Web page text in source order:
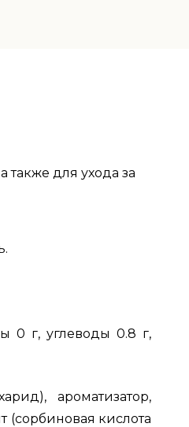
для ухода за
0 г, углеводы 0.8 г,
ароматизатор,
(сорбиновая кислота